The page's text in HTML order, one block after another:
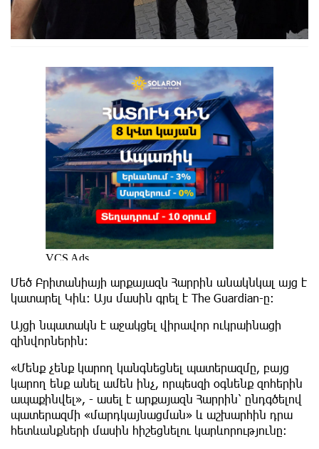
Մեծ Բրիտանիայի արքայազն Հարրին անակնկալ այց է
կատարել Կիև: Այս մասին գրել է The Guardian-ը:
Այցի նպատակն է աջակցել վիրավոր ուկրաինացի
զինվորներին։
«Մենք չենք կարող կանգնեցնել պատերազմը, բայց
կարող ենք անել ամեն ինչ, որպեսզի օգնենք զոհերին
ապաքինվել», - ասել է արքայազն Հարրին՝ ընդգծելով
պատերազմի «մարդկայնացման» և աշխարհին դրա
հետևանքների մասին հիշեցնելու կարևորությունը։